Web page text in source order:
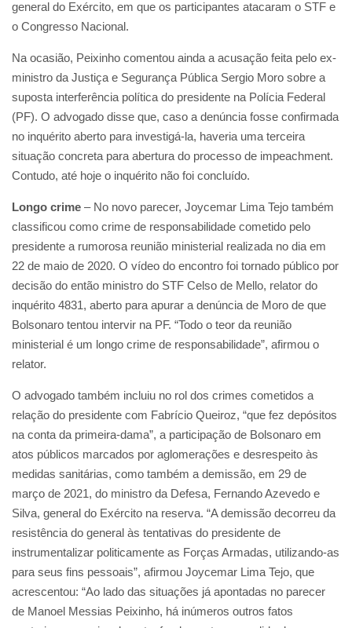
general do Exército, em que os participantes atacaram o STF e
o Congresso Nacional.
Na ocasião, Peixinho comentou ainda a acusação feita pelo ex-
ministro da Justiça e Segurança Pública Sergio Moro sobre a
suposta interferência política do presidente na Polícia Federal
(PF). O advogado disse que, caso a denúncia fosse confirmada
no inquérito aberto para investigá-la, haveria uma terceira
situação concreta para abertura do processo de impeachment.
Contudo, até hoje o inquérito não foi concluído.
Longo crime – No novo parecer, Joycemar Lima Tejo também
classificou como crime de responsabilidade cometido pelo
presidente a rumorosa reunião ministerial realizada no dia em
22 de maio de 2020. O vídeo do encontro foi tornado público por
decisão do então ministro do STF Celso de Mello, relator do
inquérito 4831, aberto para apurar a denúncia de Moro de que
Bolsonaro tentou intervir na PF. “Todo o teor da reunião
ministerial é um longo crime de responsabilidade”, afirmou o
relator.
O advogado também incluiu no rol dos crimes cometidos a
relação do presidente com Fabrício Queiroz, “que fez depósitos
na conta da primeira-dama”, a participação de Bolsonaro em
atos públicos marcados por aglomerações e desrespeito às
medidas sanitárias, como também a demissão, em 29 de
março de 2021, do ministro da Defesa, Fernando Azevedo e
Silva, general do Exército na reserva. “A demissão decorreu da
resistência do general às tentativas do presidente de
instrumentalizar politicamente as Forças Armadas, utilizando-as
para seus fins pessoais”, afirmou Joycemar Lima Tejo, que
acrescentou: “Ao lado das situações já apontadas no parecer
de Manoel Messias Peixinho, há inúmeros outros fatos